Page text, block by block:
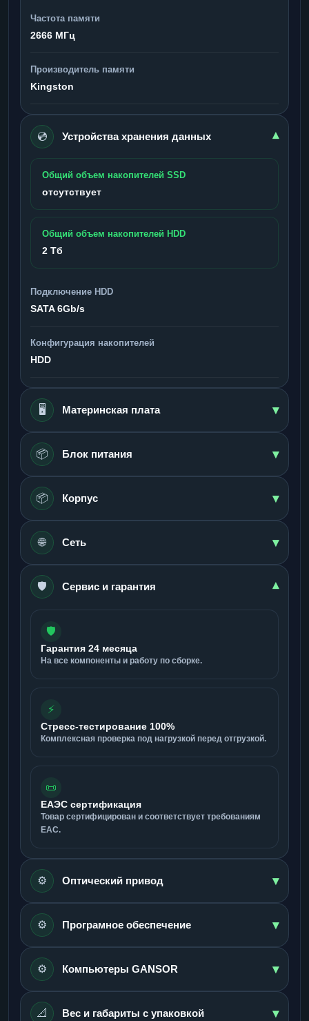
Частота памяти
2666 МГц
Производитель памяти
Kingston
💿 Устройства хранения данных ▾
Общий объем накопителей SSD
отсутствует
Общий объем накопителей HDD
2 Тб
Подключение HDD
SATA 6Gb/s
Конфигурация накопителей
HDD
🖥️ Материнская плата ▾
📦 Блок питания ▾
📦 Корпус ▾
🌐 Сеть ▾
🛡️ Сервис и гарантия ▾
🛡️
Гарантия 24 месяца
На все компоненты и работу по сборке.
⚡
Стресс-тестирование 100%
Комплексная проверка под нагрузкой перед отгрузкой.
📜
ЕАЭС сертификация
Товар сертифицирован и соответствует требованиям
ЕАС.
⚙️ Оптический привод ▾
⚙️ Програмное обеспечение ▾
⚙️ Компьютеры GANSOR ▾
📐 Вес и габариты с упаковкой ▾